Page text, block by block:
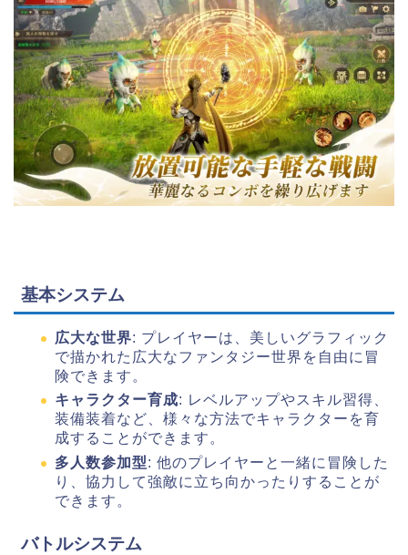
基本システム
広大な世界: プレイヤーは、美しいグラフィック
で描かれた広大なファンタジー世界を自由に冒
険できます。
キャラクター育成: レベルアップやスキル習得、
装備装着など、様々な方法でキャラクターを育
成することができます。
多人数参加型: 他のプレイヤーと一緒に冒険した
り、協力して強敵に立ち向かったりすることが
できます。
バトルシステム